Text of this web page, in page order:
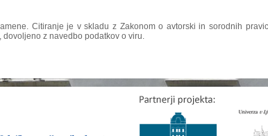
Citiranje je v skladu z Zakonom o avtorski in sorodnih
z navedbo podatkov o viru.